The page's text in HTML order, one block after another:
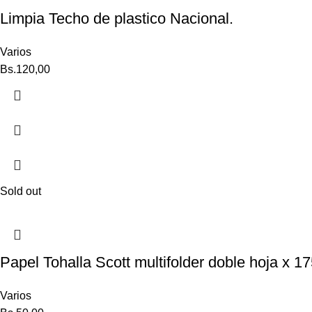
Limpia Techo de plastico Nacional.
Varios
Bs.120,00
Sold out
Papel Tohalla Scott multifolder doble hoja x
Varios